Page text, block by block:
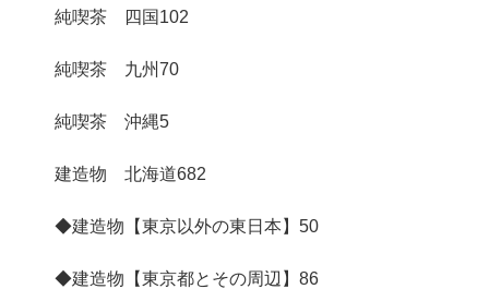
純喫茶 四国 102
純喫茶 九州70
純喫茶 沖縄5
建造物 北海道682
◆建造物【東京以外の東日本】 50
◆建造物【東京都とその周辺】 86